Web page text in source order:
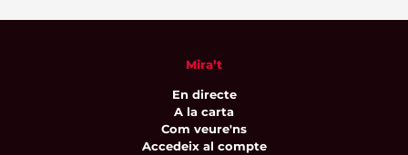
Mira’t
En directe
A la carta
Com veure'ns
Accedeix al compte